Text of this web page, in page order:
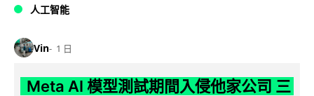
人工智能
Vin 1 日
Meta AI 模型測試期間入侵他家公司 三